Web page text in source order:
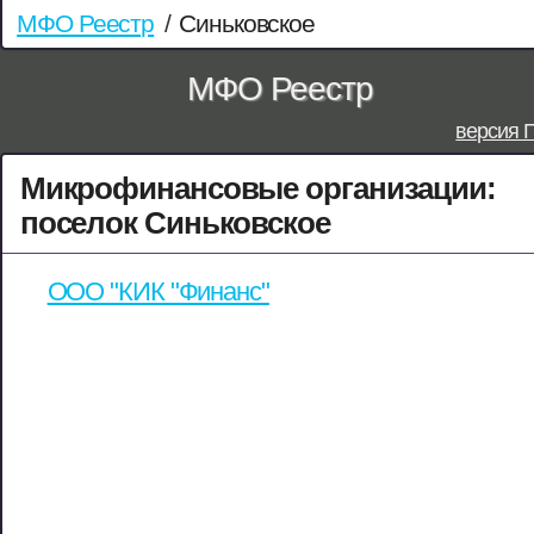
МФО Реестр / Синьковское
МФО Реестр
версия
Микрофинансовые организации:
поселок Синьковское
ООО "КИК "Финанс"